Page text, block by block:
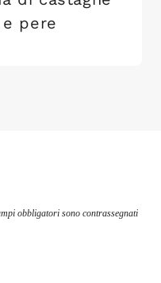
pere
obbligatori sono contrassegnati